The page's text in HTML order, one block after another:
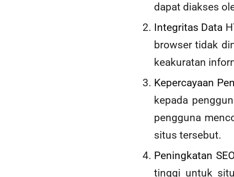
dapat diakses
Integritas Data
browser tidak
keakuratan
Kepercayaan
kepada
pengguna
situs tersebut.
Peningkatan
tinggi untuk